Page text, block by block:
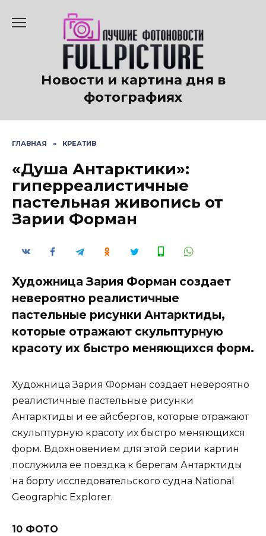
содержанию
Новости и картина дня в
фотографиях
ГЛАВНАЯ » КРЕАТИВ
«Душа Антарктики»:
гиперреалистичные
пастельная живопись от
Зарии Форман
Художница Зария Форман создает
невероятно реалистичные
пастельные рисунки Антарктиды,
которые отражают скульптурную
красоту их быстро меняющихся форм.
Художница Зария Форман создает невероятно
реалистичные пастельные рисунки
Антарктиды и ее айсбергов, которые отражают
скульптурную красоту их быстро меняющихся
форм. Вдохновением для этой серии картин
послужила ее поездка к берегам Антарктиды
на борту исследовательского судна National
Geographic Explorer.
10 ФОТО